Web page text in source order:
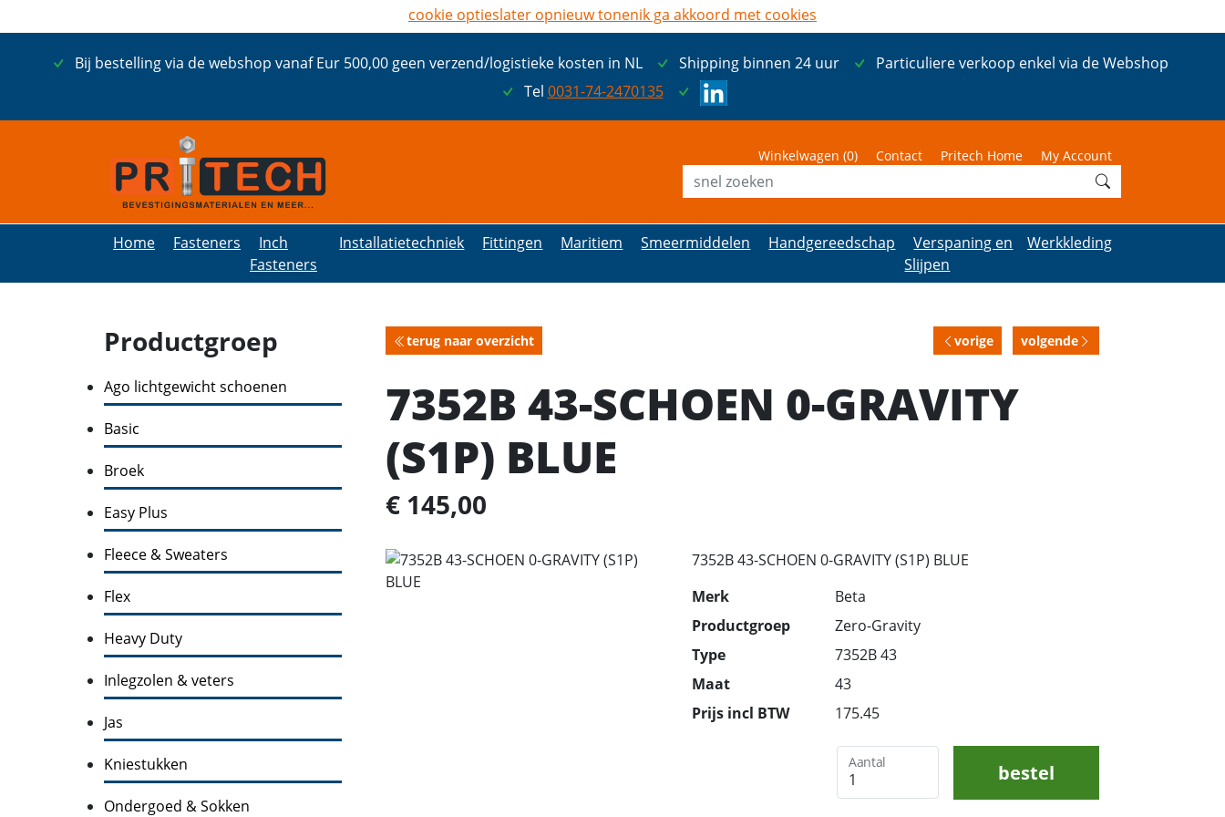
Bij bestelling via de webshop vanaf Eur 500,00 geen verzend/logistieke kosten in NL Shipping binnen 24 uur
Particuliere verkoop enkel via de Webshop
Tel 0031-74-2470135
Winkelwagen (0) Contact Pritech Home My Account
Home Fasteners
Inch
Fasteners
Installatietechniek Fittingen Maritiem Smeermiddelen Handgereedschap
Verspaning en
Slijpen
Werkkleding
Productgroep
Ago lichtgewicht schoenen
Basic
Broek
Easy Plus
Fleece & Sweaters
Flex
Heavy Duty
Inlegzolen & veters
Jas
Kniestukken
Ondergoed & Sokken
terug naar overzicht vorige volgende
7352B 43-SCHOEN 0-GRAVITY
(S1P) BLUE
€ 145,00
7352B 43-SCHOEN 0-GRAVITY (S1P) BLUE
Merk
Beta
Productgroep
Zero-Gravity
Type
7352B 43
Maat
43
Prijs incl BTW
175.45
Aantal bestel
cookie optieslater opnieuw tonenik ga akkoord met cookies